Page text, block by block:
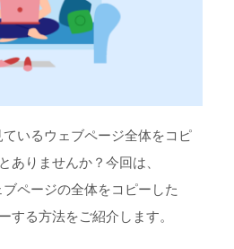
いるウェブページ全体をコピ
ありませんか？今回は、
ページの全体をコピーした
する方法をご紹介します。